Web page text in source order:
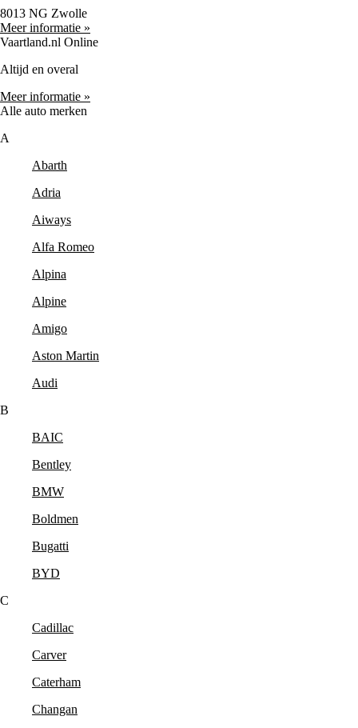
8013 NG Zwolle
Meer informatie »
Vaartland.nl Online
Altijd en overal
Meer informatie »
Alle auto merken
A
Abarth
Adria
Aiways
Alfa Romeo
Alpina
Alpine
Amigo
Aston Martin
Audi
B
BAIC
Bentley
BMW
Boldmen
Bugatti
BYD
C
Cadillac
Carver
Caterham
Changan